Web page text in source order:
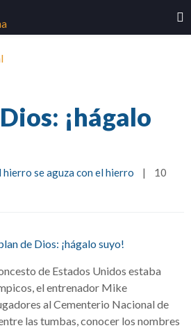
¡hágalo
hierro se aguza con el hierro |
10
de Estados Unidos estaba
el entrenador Mike
al Cementerio Nacional de
las tumbas, conocer los nombres